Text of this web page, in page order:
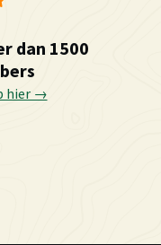
dan 1500
hier →